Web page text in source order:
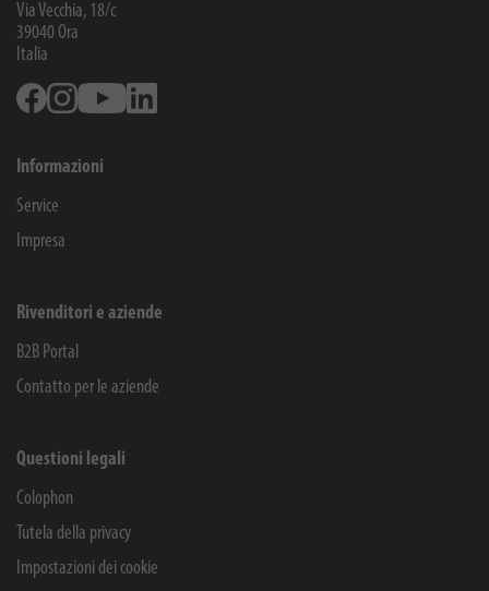
Via Vecchia, 18/c
39040Ora
Italia
FacebookInstagramYoutube
Informazioni
Service
Impresa
Rivenditori e aziende
B2B Portal
Contatto per le aziende
Questioni legali
Colophon
Tutela della privacy
Impostazioni dei cookie